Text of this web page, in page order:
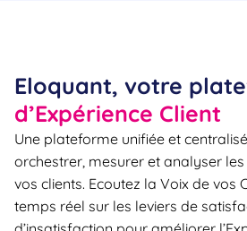
Eloquant, votre
d’Expérience Client
Une plateforme unifiée et
orchestrer, mesurer et analyser
vos clients. Ecoutez la Voix de vos
temps réel sur les leviers de